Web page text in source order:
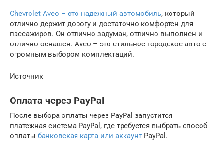
Chevrolet Aveo – это надежный автомобиль, который
отлично держит дорогу и достаточно комфортен для
пассажиров. Он отлично задуман, отлично выполнен и
отлично оснащен. Aveo – это стильное городское авто с
огромным выбором комплектаций.
Источник
Оплата через PayPal
После выбора оплаты через PayPal запустится
платежная система PayPal, где требуется выбрать способ
оплаты банковская карта или аккаунт PayPal.